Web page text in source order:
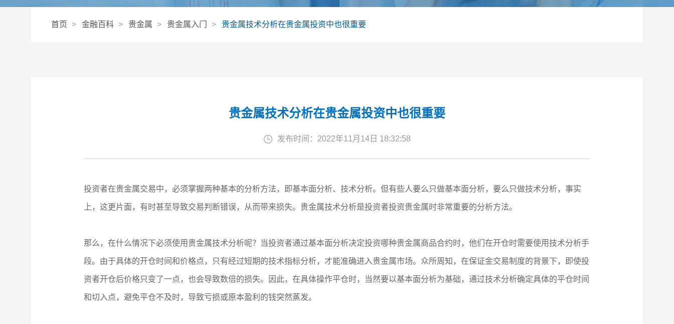
首页 金融百科 贵金属 贵金属入门 贵金属技术分析在贵金属投资中也很重要
贵金属技术分析在贵金属投资中也很重要
发布时间：2022年11月14日 18:32:58
投资者在贵金属交易中，必须掌握两种基本的分析方法，即基本面分析、技术分析。但有些人要么只做基本面分析，要么只做技术分析，事实
上，这更片面，有时甚至导致交易判断错误，从而带来损失。贵金属技术分析是投资者投资贵金属时非常重要的分析方法。
那么，在什么情况下必须使用贵金属技术分析呢？当投资者通过基本面分析决定投资哪种贵金属商品合约时，他们在开仓时需要使用技术分析手
段。由于具体的开仓时间和价格点，只有经过短期的技术指标分析，才能准确进入贵金属市场。众所周知，在保证金交易制度的背景下，即使投
资者开仓后价格只变了一点，也会导致数倍的损失。因此，在具体操作平仓时，当然要以基本面分析为基础，通过技术分析确定具体的平仓时间
和切入点，避免平仓不及时，导致亏损或原本盈利的钱突然蒸发。